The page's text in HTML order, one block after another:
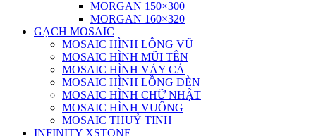
MORGAN 150×300
MORGAN 160×320
GẠCH MOSAIC
MOSAIC HÌNH LÔNG VŨ
MOSAIC HÌNH MŨI TÊN
MOSAIC HÌNH VẢY CÁ
MOSAIC HÌNH LỒNG ĐÈN
MOSAIC HÌNH CHỮ NHẬT
MOSAIC HÌNH VUÔNG
MOSAIC THUỶ TINH
INFINITY XSTONE